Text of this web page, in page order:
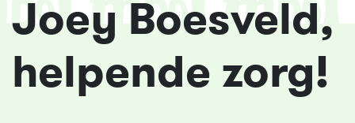
Joey Boesveld,
helpende zorg!